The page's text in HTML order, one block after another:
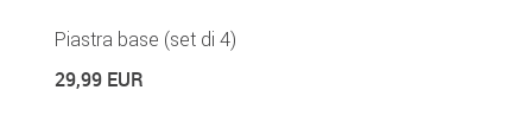
Piastra base (set di 4)
29,99 EUR